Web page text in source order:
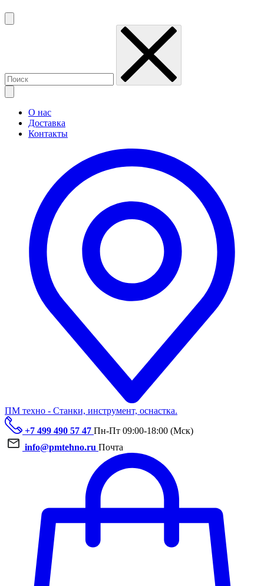
О нас
Доставка
Контакты
ПМ техно - Станки, инструмент, оснастка.
+7 499 490 57 47 Пн-Пт 09:00-18:00 (Мск)
info@pmtehno.ru Почта